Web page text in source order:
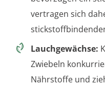
vertragen sich
Lauchgewächse:
Zwiebeln
Nährstoffe und